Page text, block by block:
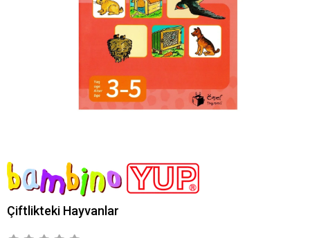
Çiftlikteki Hayvanlar